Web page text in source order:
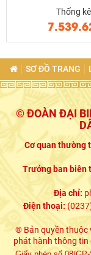
Thống
SƠ ĐỒ TRANG
© ĐOÀN ĐẠI
Cơ quan thường
Trưởng ban biên
Địa chỉ:
Điện thoại:
® Bản quyền thuộc
phát hành thông tin